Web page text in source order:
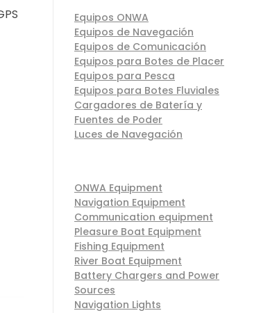
Equipos ONWA
Equipos de Navegación
Equipos de Comunicación
Equipos para Botes de Placer
Equipos para Pesca
Equipos para Botes Fluviales
Cargadores de Batería y
Fuentes de Poder
Luces de Navegación
ONWA Equipment
Navigation Equipment
Communication equipment
Pleasure Boat Equipment
Fishing Equipment
River Boat Equipment
Battery Chargers and Power
Sources
Navigation Lights